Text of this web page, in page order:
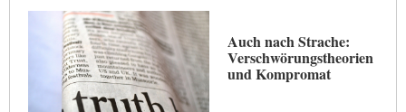
Auch nach Strache:
Verschwörungstheorien
und Kompromat